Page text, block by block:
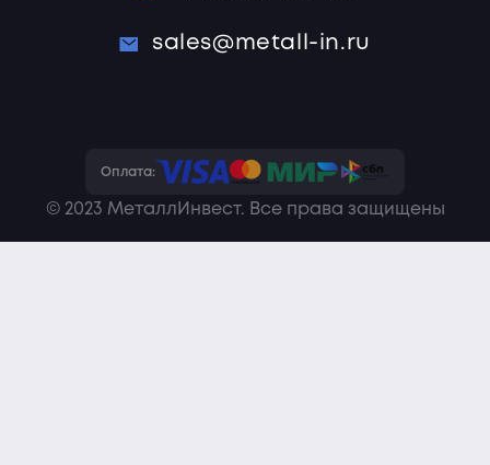
sales@metall-in.ru
Оплата:
© 2023 МеталлИнвест. Все права защищены